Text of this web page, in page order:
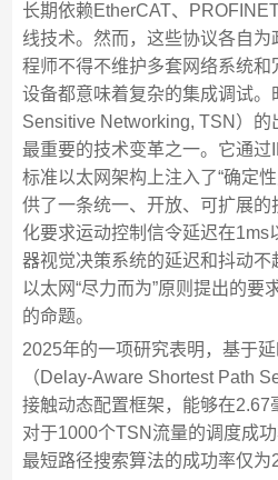
长期依赖EtherCAT、
线技术。然而，这些协议各自
程师不得不维护多套网络系统
设备都意味着复杂的集成调试。
Sensitive Networking, TSN）
最重要的技术变革之一。它通
标准以太网架构上注入了“确定
供了一条统一、开放、可扩展
化要求运动控制信令延迟在1ms
器视觉决策系统的延迟和抖动
以太网“尽力而为”原则提出的要
的命题。
2025年的一项研究表明，基于
（Delay-Aware Shortest Path
接触动态配置框架，能够在2.67
对于1000个TSN流量的调度成
最短路径搜索算法的成功率仅为